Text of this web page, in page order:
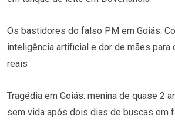
Os bastidores do falso PM em Goiás:
inteligência artificial e dor de mães para
reais
Tragédia em Goiás: menina de quase 2
sem vida após dois dias de buscas em